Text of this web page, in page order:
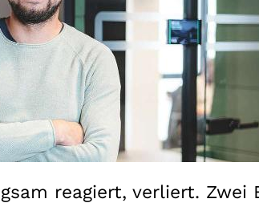
reagiert, verliert. Zwei